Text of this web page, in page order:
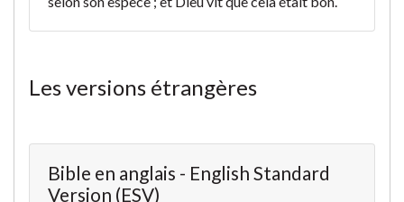
Les versions étrangères
Bible en anglais - English Standard
Version (ESV)